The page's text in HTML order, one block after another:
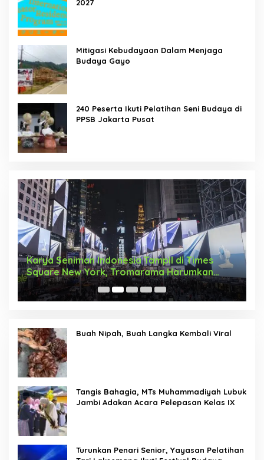
2027
Mitigasi Kebudayaan Dalam Menjaga
Budaya Gayo
240 Peserta Ikuti Pelatihan Seni Budaya di
PPSB Jakarta Pusat
Karya Seniman Indonesia Tampil di Times
Square New York, Tromarama Harumkan
Nama Bangsa
Buah Nipah, Buah Langka Kembali Viral
Tangis Bahagia, MTs Muhammadiyah Lubuk
Jambi Adakan Acara Pelepasan Kelas IX
Turunkan Penari Senior, Yayasan Pelatihan